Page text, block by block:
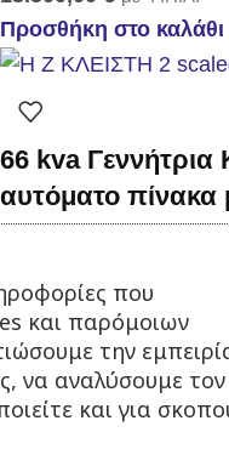
Προσθήκη στο καλάθι
66 kva Γεννήτρια
αυτόματο πίνακα
16.900,00€ με Φ.Π.Α.
Προσθήκη στο καλάθι
που
και παρόμοιων
την
να αναλύσουμε τον
και για